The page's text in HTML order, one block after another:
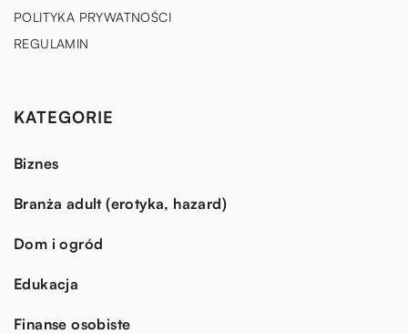
POLITYKA PRYWATNOŚCI
REGULAMIN
KATEGORIE
Biznes
Branża adult (erotyka, hazard)
Dom i ogród
Edukacja
Finanse osobiste